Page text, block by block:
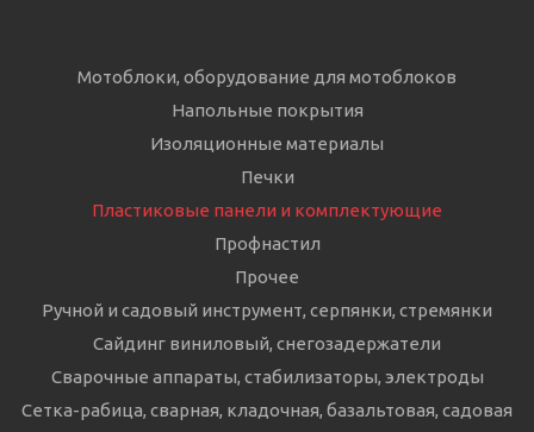
Мотоблоки, оборудование для мотоблоков
Напольные покрытия
Изоляционные материалы
Печки
Пластиковые панели и комплектующие
Профнастил
Прочее
Ручной и садовый инструмент, серпянки, стремянки
Сайдинг виниловый, снегозадержатели
Сварочные аппараты, стабилизаторы, электроды
Сетка-рабица, сварная, кладочная, базальтовая, садовая